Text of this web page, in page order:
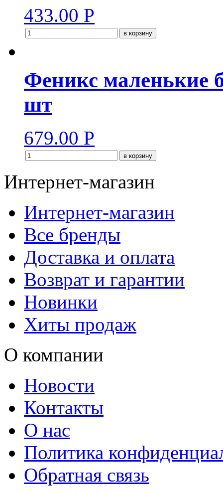
433.00 Р
в корзину
Феникс маленькие
шт
679.00 Р
в корзину
Интернет-магазин
Интернет-магазин
Все бренды
Доставка и оплата
Возврат и гарантии
Новинки
Хиты продаж
О компании
Новости
Контакты
О нас
Политика
Обратная связь